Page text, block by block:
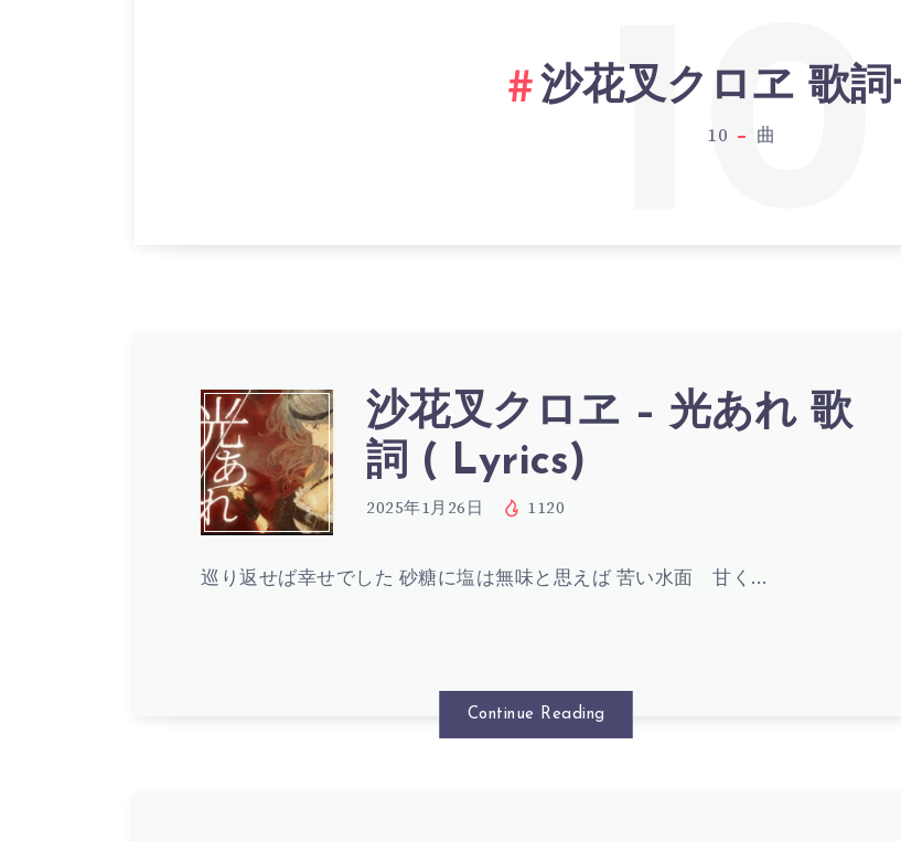
沙花叉クロヱ 歌詞
10 曲
10
沙
花
沙花叉クロヱ – 光あれ 歌
詞 ( Lyrics)
2025年1月26日 1120
巡り返せば幸せでした 砂糖に塩は無味と思えば 苦い水面 甘く…
Continue Reading